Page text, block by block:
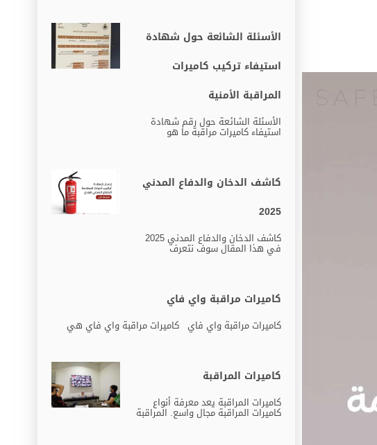
الأسئلة الشائعة حول شهادة
استيفاء تركيب كاميرات
المراقبة الأمنية
الأسئلة الشائعة حول رقم شهادة
استيفاء كاميرات مراقبة ما هو
كاشف الدخان والدفاع المدني
2025
كاشف الدخان والدفاع المدني 2025
في هذا المقال سوف نتعرف
كاميرات مراقبة واي فاي
كاميرات مراقبة واي فاي كاميرات مراقبة واي فاي هي
كاميرات المراقبة
كاميرات المراقبة يعد معرفة أنواع
كاميرات المراقبة مجال واسع. المراقبة